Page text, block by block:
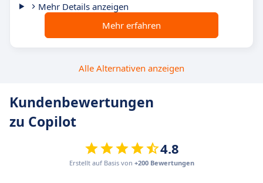
Mehr Details anzeigen
Mehr erfahren
Alle Alternativen anzeigen
Kundenbewertungen
zu Copilot
4.8
Erstellt auf Basis von +200 Bewertungen